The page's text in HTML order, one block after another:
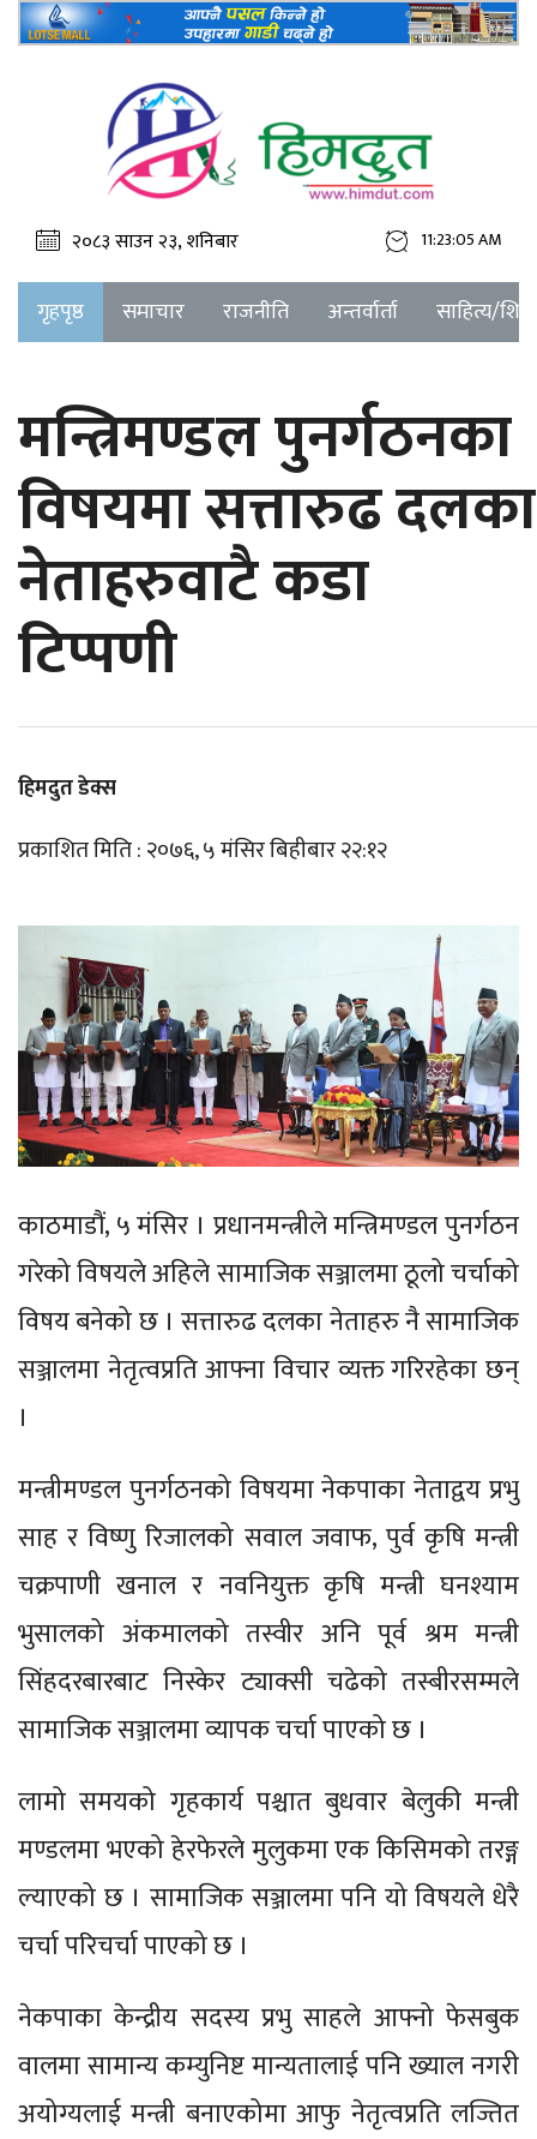
२०८३ साउन २३, शनिबार 11:23:05 AM
गृहपृष्ठ समाचार राजनीति अन्तर्वार्ता साहित्य/
मन्त्रिमण्डल पुनर्गठनका
विषयमा सत्तारुढ दलका
नेताहरुवाटै कडा
टिप्पणी
हिमदुत डेक्स
प्रकाशित मिति : २०७६, ५ मंसिर बिहीबार २२:१२
काठमाडौं, ५ मंसिर । प्रधानमन्त्रीले मन्त्रिमण्डल पुनर्गठन
गरेको विषयले अहिले सामाजिक सञ्जालमा ठूलो चर्चाको
विषय बनेको छ । सत्तारुढ दलका नेताहरु नै सामाजिक
सञ्जालमा नेतृत्वप्रति आफ्ना विचार व्यक्त गरिरहेका छन्
।
मन्त्रीमण्डल पुनर्गठनको विषयमा नेकपाका नेताद्वय प्रभु
साह र विष्णु रिजालको सवाल जवाफ, पुर्व कृषि मन्त्री
चक्रपाणी खनाल र नवनियुक्त कृषि मन्त्री घनश्याम
भुसालको अंकमालको तस्वीर अनि पूर्व श्रम मन्त्री
सिंहदरबारबाट निस्केर ट्याक्सी चढेको तस्बीरसम्मले
सामाजिक सञ्जालमा व्यापक चर्चा पाएको छ ।
लामो समयको गृहकार्य पश्चात बुधवार बेलुकी मन्त्री
मण्डलमा भएको हेरफेरले मुलुकमा एक किसिमको तरङ्ग
ल्याएको छ । सामाजिक सञ्जालमा पनि यो विषयले धेरै
चर्चा परिचर्चा पाएको छ ।
नेकपाका केन्द्रीय सदस्य प्रभु साहले आफ्नो फेसबुक
वालमा सामान्य कम्युनिष्ट मान्यतालाई पनि ख्याल नगरी
अयोग्यलाई मन्त्री बनाएकोमा आफु नेतृत्वप्रति लज्तित